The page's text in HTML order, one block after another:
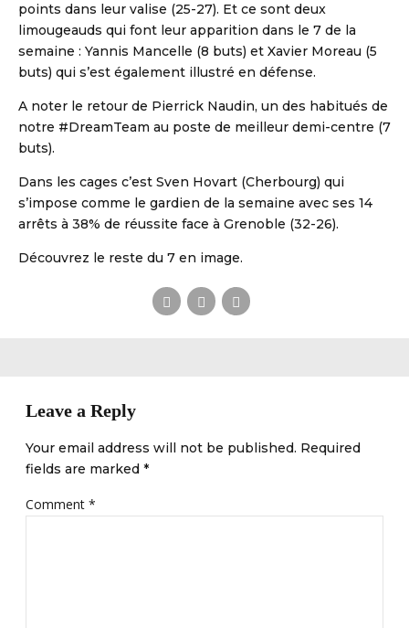
points dans leur valise (25-27). Et ce sont deux
limougeauds qui font leur apparition dans le 7 de la
semaine : Yannis Mancelle (8 buts) et Xavier Moreau (5
buts) qui s’est également illustré en défense.
A noter le retour de Pierrick Naudin, un des habitués de
notre #DreamTeam au poste de meilleur demi-centre (7
buts).
Dans les cages c’est Sven Hovart (Cherbourg) qui
s’impose comme le gardien de la semaine avec ses 14
arrêts à 38% de réussite face à Grenoble (32-26).
Découvrez le reste du 7 en image.
Leave a Reply
Your email address will not be published. Required
fields are marked *
Comment *